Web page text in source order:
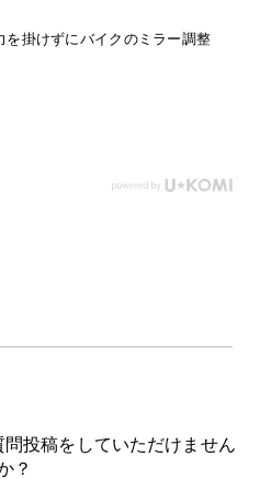
を掛けずにバイクのミラー調整
投稿をしていただけません
？